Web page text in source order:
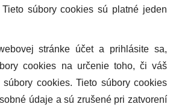
súbory cookies sú platné jeden
stránke účet a prihlásite sa,
cookies na určenie toho, či váš
cookies. Tieto súbory cookies
údaje a sú zrušené pri zatvorení